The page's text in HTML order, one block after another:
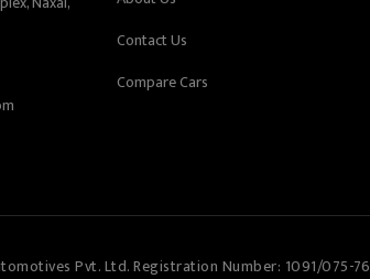
Contact Us
Compare Cars
Pvt. Ltd. Registration Number: 1091/075-76